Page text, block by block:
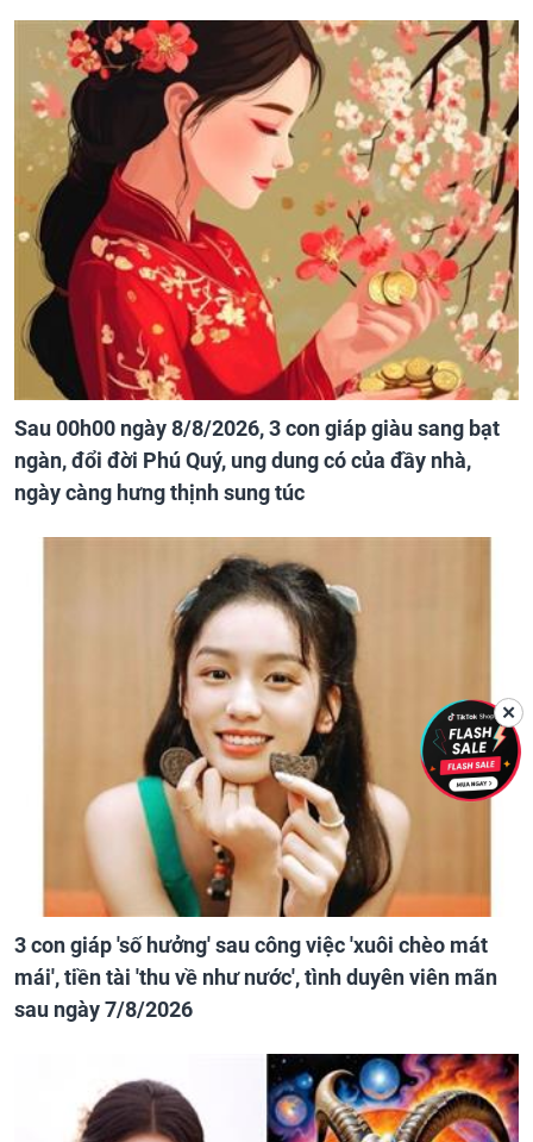
Sau 00h00 ngày 8/8/2026, 3 con giáp giàu sang bạt
ngàn, đổi đời Phú Quý, ung dung có của đầy nhà,
ngày càng hưng thịnh sung túc
3 con giáp 'số hưởng' sau công việc 'xuôi chèo mát
mái', tiền tài 'thu về như nước', tình duyên viên mãn
sau ngày 7/8/2026
✕